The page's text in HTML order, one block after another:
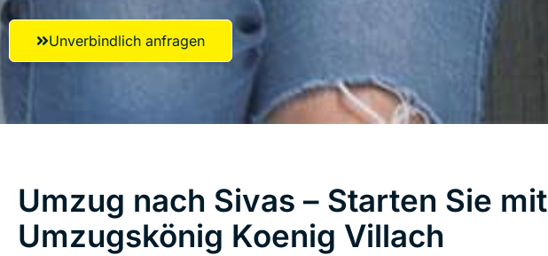
Unverbindlich anfragen
Umzug nach Sivas – Starten Sie mit
Umzugskönig Koenig Villach